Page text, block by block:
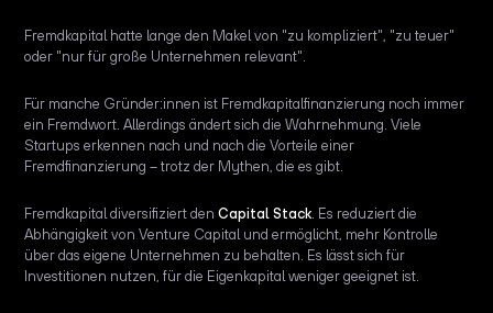
Fremdkapital hatte lange den Makel von "zu kompliziert", "zu teuer"
oder "nur für große Unternehmen relevant".
Für manche Gründer:innen ist Fremdkapitalfinanzierung noch immer
ein Fremdwort. Allerdings ändert sich die Wahrnehmung. Viele
Startups erkennen nach und nach die Vorteile einer
Fremdfinanzierung – trotz der Mythen, die es gibt.
Fremdkapital diversifiziert denCapital Stack . Es reduziert die
Abhängigkeit von Venture Capital und ermöglicht, mehr Kontrolle
über das eigene Unternehmen zu behalten. Es lässt sich für
Investitionen nutzen, für die Eigenkapital weniger geeignet ist.